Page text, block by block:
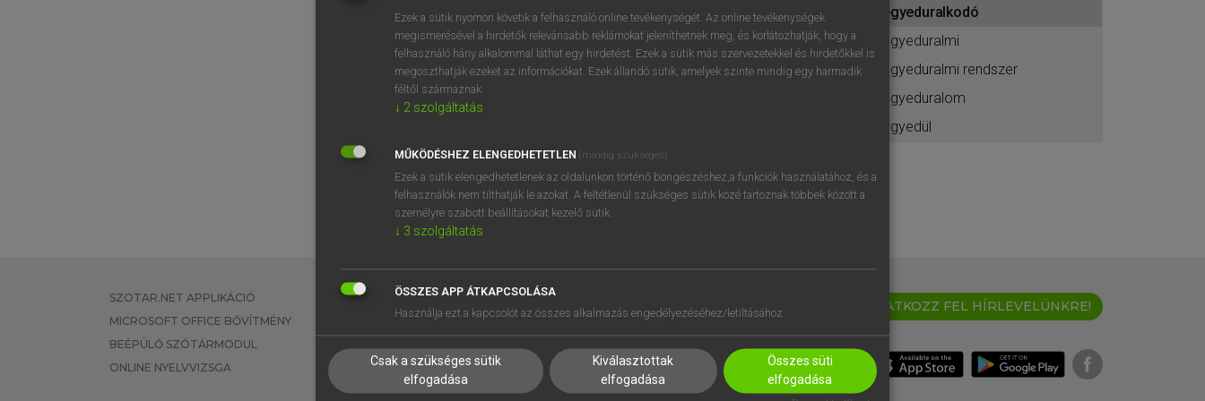
BELÉPÉS
próbaverziójának elindításához
regisztrálok ésbelépek.
REGISZTRÁCIÓ
egyeduralkodó
egyeduralmi
egyeduralmi rendszer
egyeduralom
egyedül
SZOTAR.NET APPLIKÁCIÓ
MICROSOFT OFFICE BŐVÍTMÉNY
BEÉPÜLŐ SZÓTÁRMODUL
ONLINE NYELVVIZSGA
EGYÉNI FELHASZNÁLÓKNAK
TANULÓKNAK
VÁLLALATI MEGOLDÁSOK
SÚGÓ
RÓLUNK
SÜTI BEÁLLÍTÁSOK
IRATKOZZ FEL HÍRLEVELÜNKRE!
Ezek a sütik nyomon követik a felhasználó online tevékenységét. Az online tevékenységek
megismerésével a hirdetők relevánsabb reklámokat jeleníthetnek meg, és korlátozhatják, hogy a
felhasználó hány alkalommal láthat egy hirdetést. Ezek a sütik más szervezetekkel és hirdetőkkel is
megoszthatják ezeket az információkat. Ezek állandó sütik, amelyek szinte mindig egy harmadik
féltől származnak.
↓ 2 szolgáltatás
MŰKÖDÉSHEZ ELENGEDHETETLEN (mindig szükséges)
Ezek a sütik elengedhetetlenek az oldalunkon történő böngészéshez,a funkciók használatához, és a
felhasználók nem tilthatják le azokat. A feltétlenül szükséges sütik közé tartoznak többek között a
személyre szabott beállításokat kezelő sütik.
↓ 3 szolgáltatás
ÖSSZES APP ÁTKAPCSOLÁSA
Használja ezt a kapcsolót az összes alkalmazás engedélyezéséhez/letiltásához.
Csak a szükséges sütik
elfogadása
Kiválasztottak
elfogadása
Összes süti
elfogadása